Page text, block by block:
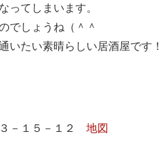
ってしまいます。
でしょうね（＾＾
いたい素晴らしい居酒屋です！
－１５－１２ 地図